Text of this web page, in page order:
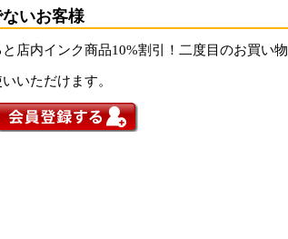
いお客様
店内インク商品10%割引！二度目のお買い物
いただけます。